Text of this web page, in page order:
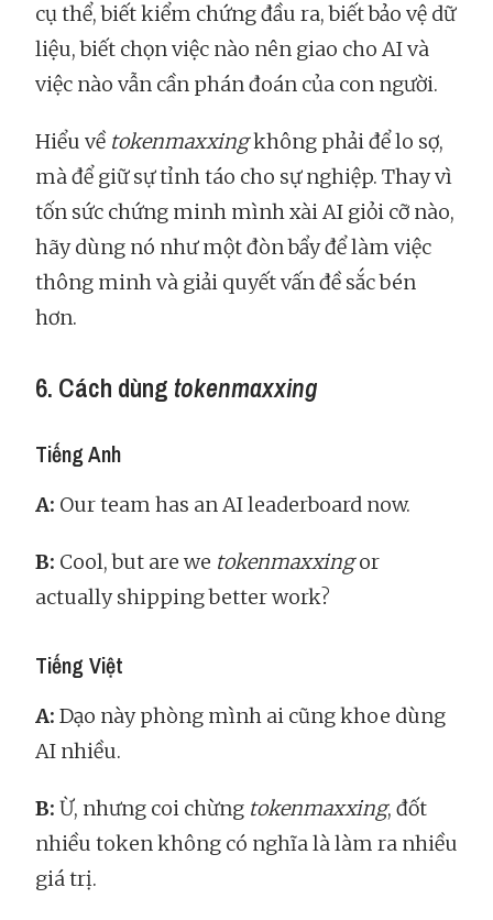
cụ thể, biết kiểm chứng đầu ra, biết bảo vệ dữ
liệu, biết chọn việc nào nên giao cho AI và
việc nào vẫn cần phán đoán của con người.
Hiểu về tokenmaxxingkhông phải để lo sợ,
mà để giữ sự tỉnh táo cho sự nghiệp. Thay vì
tốn sức chứng minh mình xài AI giỏi cỡ nào,
hãy dùng nó như một đòn bẩy để làm việc
thông minh và giải quyết vấn đề sắc bén
hơn.
6. Cách dùng tokenmaxxing
Tiếng Anh
A: Our team has an AI leaderboard now.
B: Cool, but are we tokenmaxxingor
actually shipping better work?
Tiếng Việt
A: Dạo này phòng mình ai cũng khoe dùng
AI nhiều.
B: Ừ, nhưng coi chừng tokenmaxxing, đốt
nhiều token không có nghĩa là làm ra nhiều
giá trị.